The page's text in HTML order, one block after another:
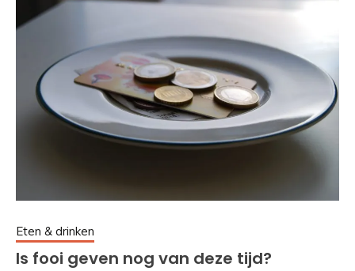
Eten & drinken
Is fooi geven nog van deze tijd?